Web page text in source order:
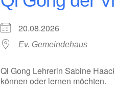
20.08.2026
Ev. Gemeindehaus
Qi Gong Lehrerin Sabine
können oder lernen möchten.